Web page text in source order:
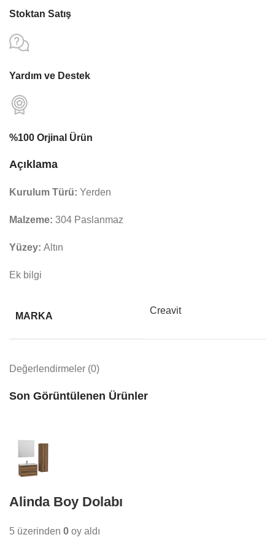
Stoktan Satış
Yardım ve Destek
%100 Orjinal Ürün
Açıklama
Kurulum Türü: Yerden
Malzeme: 304 Paslanmaz
Yüzey: Altın
Ek bilgi
MARKA
Creavit
Değerlendirmeler (0)
Son Görüntülenen Ürünler
Alinda Boy Dolabı
5 üzerinden 0 oy aldı